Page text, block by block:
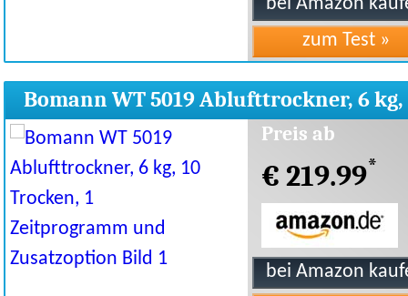
Bomann WT 5019 Ablufttrockner, 6 kg,
Trocken
Preis ab
€ 219.99*